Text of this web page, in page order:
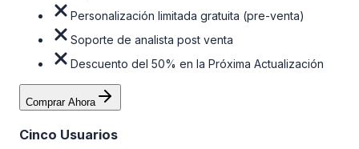
Personalización limitada gratuita (pre-venta)
Soporte de analista post venta
Descuento del 50% en la Próxima Actualización
Comprar Ahora
Cinco Usuarios